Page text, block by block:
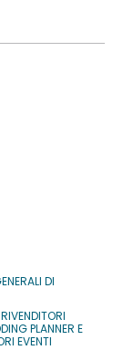
DI
PLANNER E
EVENTI